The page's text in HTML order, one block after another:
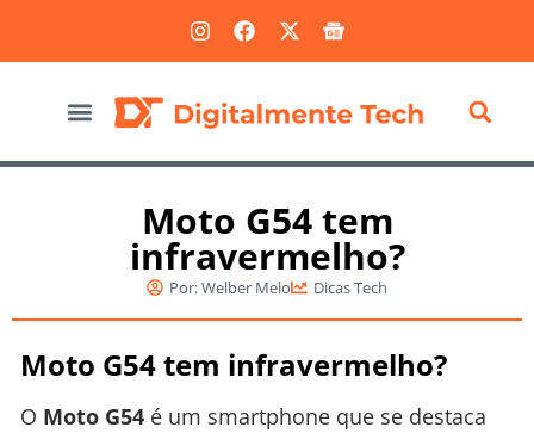
Moto G54 tem
infravermelho?
Por:Welber Melo Dicas Tech
Moto G54 tem infravermelho?
O Moto G54 é um smartphone que se destaca